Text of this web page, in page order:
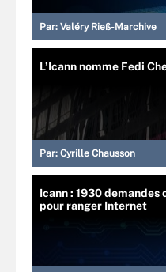
Par: Valéry Rieß-Marchive
L’Icann nomme Fedi
Par: Cyrille Chausson
Icann : 1930
pour ranger Internet